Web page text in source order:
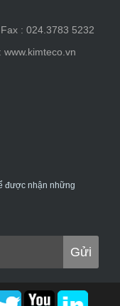
: 024.3783 5232
: www.kimteco.vn
được nhận những
Gửi